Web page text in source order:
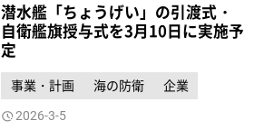
潜水艦「ちょうげい」の引渡式・
自衛艦旗授与式を3月10日に実施予
定
事業・計画 海の防衛 企業
2026-3-5